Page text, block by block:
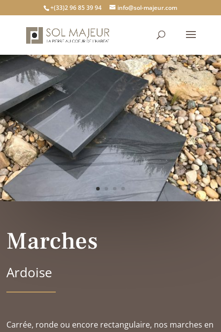
+(33)2 96 85 39 94 info@sol-majeur.com
Marches
Ardoise
Carrée, ronde ou encore rectangulaire, nos marches en